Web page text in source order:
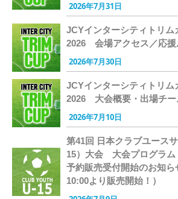
2026年7月31日
JCYインターシティトリム
2026 会場アクセス／応援
2026年7月30日
JCYインターシティトリム
2026 大会概要・出場チー
2026年7月10日
第41回 日本クラブユース
15）大会 大会プログラム
予約販売受付開始のお知ら
10:00より販売開始！）